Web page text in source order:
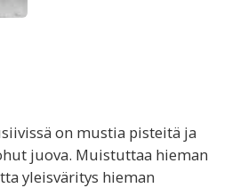
on mustia pisteitä ja
juova. Muistuttaa hieman
yleisväritys hieman